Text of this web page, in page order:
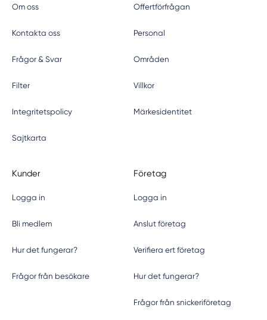
Om oss Offertförfrågan
Kontakta oss Personal
Frågor & Svar Områden
Filter Villkor
Integritetspolicy Märkesidentitet
Sajtkarta
Kunder
Logga in
Bli medlem
Hur det fungerar?
Frågor från besökare
Företag
Logga in
Anslut företag
Verifiera ert företag
Hur det fungerar?
Frågor från snickeriföretag